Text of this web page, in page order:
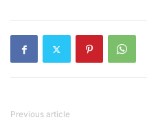
Previous article